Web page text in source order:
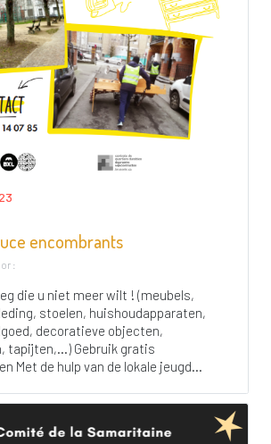
encombrants
:
die u niet meer wilt ! (meubels,
stoelen, huishoudapparaten,
decoratieve objecten,
tapijten,…) Gebruik gratis
Met de hulp van de lokale jeugd...